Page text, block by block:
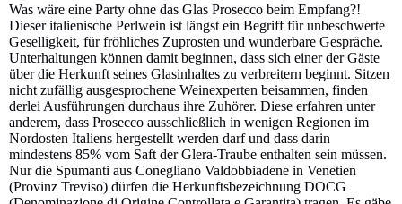
Was wäre eine Party ohne das Glas Prosecco beim Empfang?!
Dieser italienische Perlwein ist längst ein Begriff für unbeschwerte
Geselligkeit, für fröhliches Zuprosten und wunderbare Gespräche.
Unterhaltungen können damit beginnen, dass sich einer der Gäste
über die Herkunft seines Glasinhaltes zu verbreitern beginnt. Sitzen
nicht zufällig ausgesprochene Weinexperten beisammen, finden
derlei Ausführungen durchaus ihre Zuhörer. Diese erfahren unter
anderem, dass Prosecco ausschließlich in wenigen Regionen im
Nordosten Italiens hergestellt werden darf und dass darin
mindestens 85% vom Saft der Glera-Traube enthalten sein müssen.
Nur die Spumanti aus Conegliano Valdobbiadene in Venetien
(Provinz Treviso) dürfen die Herkunftsbezeichnung DOCG